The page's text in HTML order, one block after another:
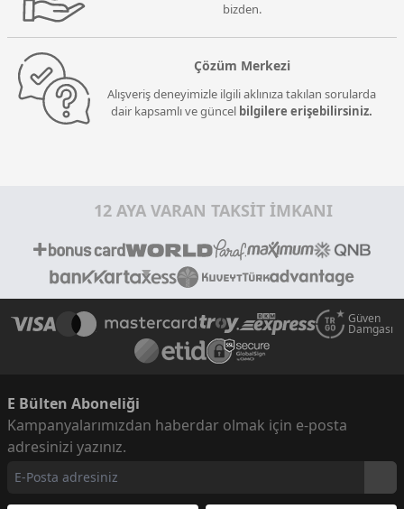
bizden.
Çözüm Merkezi
Alışveriş deneyimizle ilgili aklınıza takılan sorularda
dair kapsamlı ve güncel bilgilere erişebilirsiniz.
12 AYA VARAN TAKSİT İMKANI
Güven
Damgası
E Bülten Aboneliği
Kampanyalarımızdan haberdar olmak için e-posta
adresinizi yazınız.